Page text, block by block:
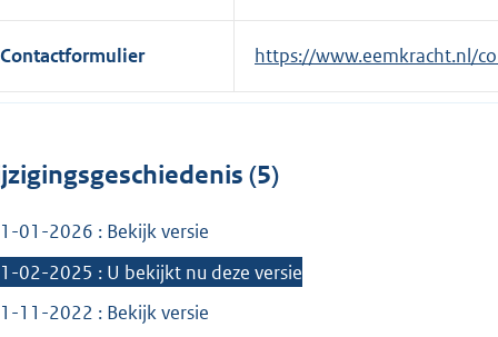
x
t
r
e
l
n
k
Contactformulier
E
x
r
l
https://www.eemkracht.nl/
(5)
01-2026 : Bekijk versie
02-2025 : U bekijkt nu deze versie
11-2022 : Bekijk versie